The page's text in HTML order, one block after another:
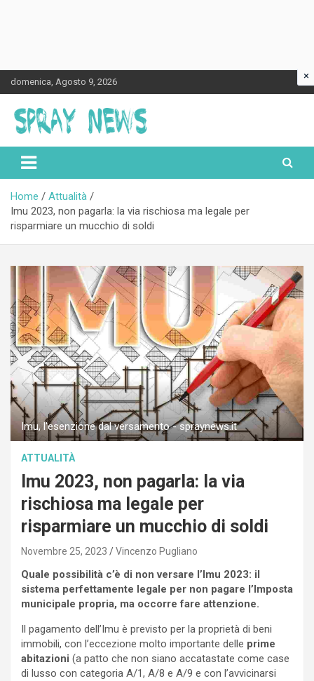
Skip
to
content
domenica, Agosto 9, 2026
Spraynews.it
Home
Attualità
Imu 2023, non pagarla: la via rischiosa ma legale per
risparmiare un mucchio di soldi
Imu, l'esenzione dal versamento - spraynews.it
ATTUALITÀ
Imu 2023, non pagarla: la via
rischiosa ma legale per
risparmiare un mucchio di soldi
Novembre 25, 2023 Vincenzo Pugliano
Quale possibilità c’è di non versare l’Imu 2023: il
sistema perfettamente legale per non pagare l’Imposta
municipale propria, ma occorre fare attenzione.
Il pagamento dell’Imu è previsto per la proprietà di beni
immobili, con l’eccezione molto importante delle prime
abitazioni (a patto che non siano accatastate come case
di lusso con categoria A/1, A/8 e A/9 e con l’avvicinarsi
×